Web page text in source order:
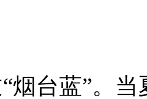
烟台蓝”。